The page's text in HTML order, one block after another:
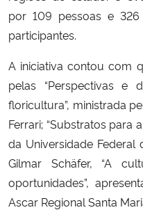
Advocacia-Geral da União
Planalto
por 109 pessoas e 326
participantes.
A iniciativa contou com
pelas “Perspectivas e
floricultura”, ministrada
Ferrari; “Substratos para
da Universidade Federal
Gilmar Schäfer, “A
oportunidades”,
Ascar Regional Santa